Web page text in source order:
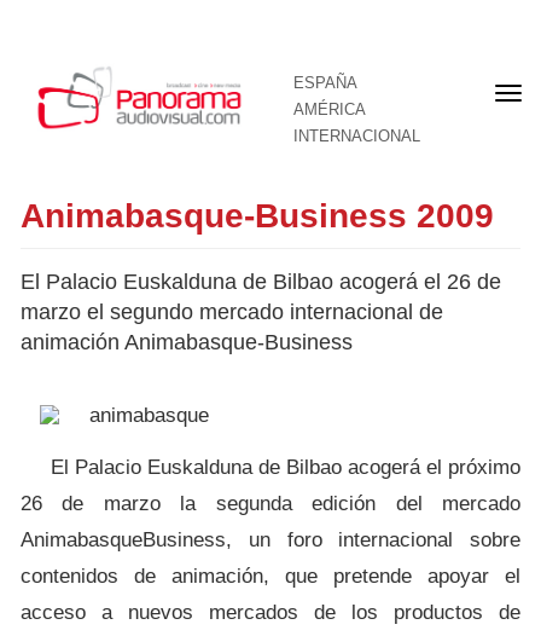
ESPAÑA
AMÉRICA
INTERNACIONAL
Animabasque-Business 2009
El Palacio Euskalduna de Bilbao acogerá el 26 de
marzo el segundo mercado internacional de
animación Animabasque-Business
El Palacio Euskalduna de Bilbao acogerá el próximo
26 de marzo la segunda edición del mercado
AnimabasqueBusiness, un foro internacional sobre
contenidos de animación, que pretende apoyar el
acceso a nuevos mercados de los productos de